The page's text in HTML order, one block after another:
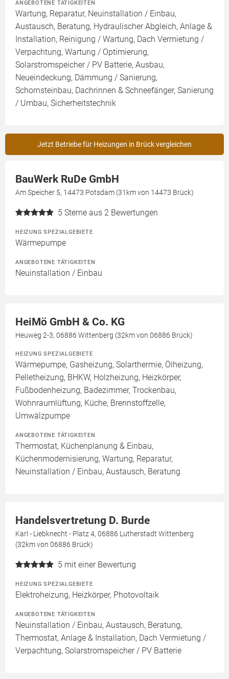
ANGEBOTENE TÄTIGKEITEN
Wartung, Reparatur, Neuinstallation / Einbau,
Austausch, Beratung, Hydraulischer Abgleich, Anlage &
Installation, Reinigung / Wartung, Dach Vermietung /
Verpachtung, Wartung / Optimierung,
Solarstromspeicher / PV Batterie, Ausbau,
Neueindeckung, Dämmung / Sanierung,
Schornsteinbau, Dachrinnen & Schneefänger, Sanierung
/ Umbau, Sicherheitstechnik
Jetzt Betriebe für Heizungen in Brück vergleichen
BauWerk RuDe GmbH
Am Speicher 5, 14473 Potsdam (31km von 14473 Brück)
5 Sterne aus 2 Bewertungen
HEIZUNG SPEZIALGEBIETE
Wärmepumpe
ANGEBOTENE TÄTIGKEITEN
Neuinstallation / Einbau
HeiMö GmbH & Co. KG
Heuweg 2-3, 06886 Wittenberg (32km von 06886 Brück)
HEIZUNG SPEZIALGEBIETE
Wärmepumpe, Gasheizung, Solarthermie, Ölheizung,
Pelletheizung, BHKW, Holzheizung, Heizkörper,
Fußbodenheizung, Badezimmer, Trockenbau,
Wohnraumlüftung, Küche, Brennstoffzelle,
Umwälzpumpe
ANGEBOTENE TÄTIGKEITEN
Thermostat, Küchenplanung & Einbau,
Küchenmodernisierung, Wartung, Reparatur,
Neuinstallation / Einbau, Austausch, Beratung
Handelsvertretung D. Burde
Karl - Liebknecht - Platz 4, 06886 Lutherstadt Wittenberg
(32km von 06886 Brück)
5 mit einer Bewertung
HEIZUNG SPEZIALGEBIETE
Elektroheizung, Heizkörper, Photovoltaik
ANGEBOTENE TÄTIGKEITEN
Neuinstallation / Einbau, Austausch, Beratung,
Thermostat, Anlage & Installation, Dach Vermietung /
Verpachtung, Solarstromspeicher / PV Batterie